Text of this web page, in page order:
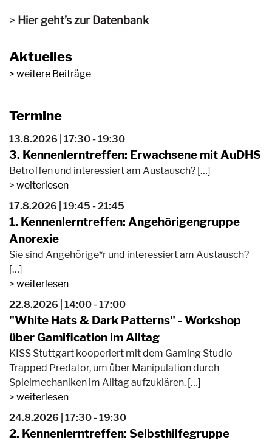
Hier geht’s zur Datenbank
Aktuelles
weitere Beiträge
Termine
13.8.2026 | 17:30 - 19:30
3. Kennenlerntreffen: Erwachsene mit AuDHS
Betroffen und interessiert am Austausch? […]
weiterlesen
17.8.2026 | 19:45 - 21:45
1. Kennenlerntreffen: Angehörigengruppe
Anorexie
Sie sind Angehörige*r und interessiert am Austausch?
[…]
weiterlesen
22.8.2026 | 14:00 - 17:00
"White Hats & Dark Patterns" - Workshop
über Gamification im Alltag
KISS Stuttgart kooperiert mit dem Gaming Studio
Trapped Predator, um über Manipulation durch
Spielmechaniken im Alltag aufzuklären. […]
weiterlesen
24.8.2026 | 17:30 - 19:30
2. Kennenlerntreffen: Selbsthilfegruppe